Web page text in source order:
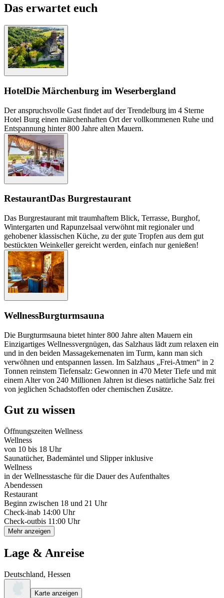
Das erwartet euch
HotelDie Märchenburg im Weserbergland
Der anspruchsvolle Gast findet auf der Trendelburg im 4 Sterne
Hotel Burg einen märchenhaften Ort der vollkommenen Ruhe und
Entspannung hinter 800 Jahre alten Mauern.
RestaurantDas Burgrestaurant
Das Burgrestaurant mit traumhaftem Blick, Terrasse, Burghof,
Wintergarten und Rapunzelsaal verwöhnt mit regionaler und
gehobener klassischen Küche, zu der gute Tropfen aus dem gut
bestückten Weinkeller gereicht werden, einfach nur genießen!
WellnessBurgturmsauna
Die Burgturmsauna bietet hinter 800 Jahre alten Mauern ein
Einzigartiges Wellnessvergnügen, das Salzhaus lädt zum relaxen ein
und in den beiden Massagekemenaten im Turm, kann man sich
verwöhnen und entspannen lassen. Im Salzhaus „Frei-Atmen“ in 2
Tonnen reinstem Tiefensalz: Gewonnen in 470 Meter Tiefe und mit
einem Alter von 240 Millionen Jahren ist dieses natürliche Salz frei
von jeglichen Schadstoffen oder chemischen Zusätze.
Gut zu wissen
Öffnungszeiten Wellness
Wellness
von 10 bis 18 Uhr
Saunatücher, Bademäntel und Slipper inklusive
Wellness
in der Wellnesstasche für die Dauer des Aufenthaltes
Abendessen
Restaurant
Beginn zwischen 18 und 21 Uhr
Check-inab 14:00 Uhr
Check-outbis 11:00 Uhr
Mehr anzeigen
Lage & Anreise
Deutschland, Hessen
Karte anzeigen